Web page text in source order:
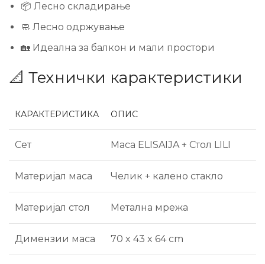
📦 Лесно складирање
🧼 Лесно одржување
🏡 Идеална за балкон и мали простори
📐 Технички карактеристики
КАРАКТЕРИСТИКА ОПИС
Сет Маса ELISAIJA + Стол LILI
Материјал маса Челик + калено стакло
Материјал стол Метална мрежа
Димензии маса 70 x 43 x 64 cm